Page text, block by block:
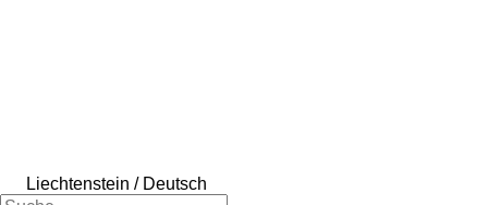
Liechtenstein / Deutsch